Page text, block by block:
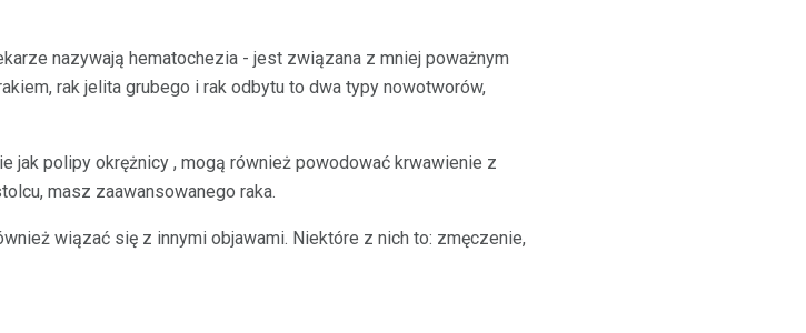
nazywają hematochezia - jest związana z mniej poważnym
rak jelita grubego i rak odbytu to dwa typy nowotworów,
jak polipy okrężnicy , mogą również powodować krwawienie z
masz zaawansowanego raka.
wiązać się z innymi objawami. Niektóre z nich to: zmęczenie,